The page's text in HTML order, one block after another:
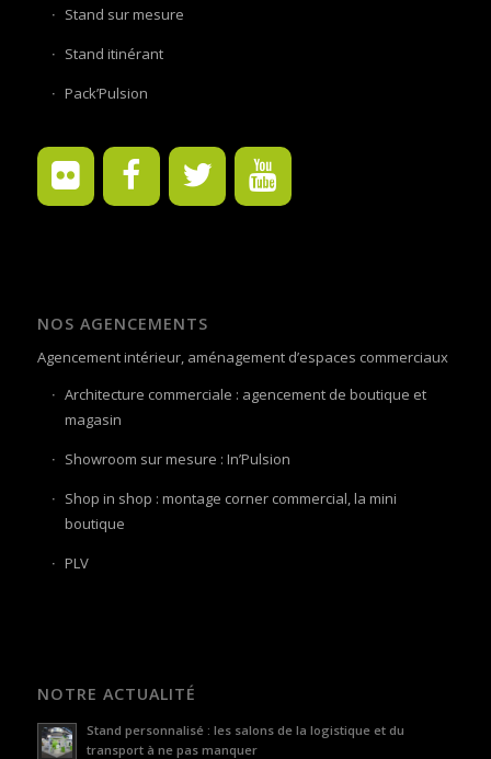
Stand sur mesure
Stand itinérant
Pack’Pulsion
NOS AGENCEMENTS
Agencement intérieur, aménagement d’espaces commerciaux
Architecture commerciale : agencement de boutique et
magasin
Showroom sur mesure : In’Pulsion
Shop in shop : montage corner commercial, la mini
boutique
PLV
NOTRE ACTUALITÉ
Stand personnalisé : les salons de la logistique et du
transport à ne pas manquer